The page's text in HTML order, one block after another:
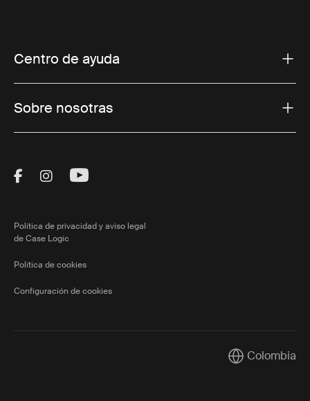
Centro de ayuda
Sobre nosotras
Visit Thule on Facebook (external link)
Visit Thule on Instagram (external link)
Visit Thule on Youtube (external
Política de privacidad y aviso legal
de Case Logic
Política de cookies
Configuración de cookies
CurrentColombia